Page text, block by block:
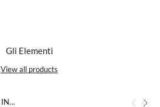
Gli Elementi
View all products
IN…